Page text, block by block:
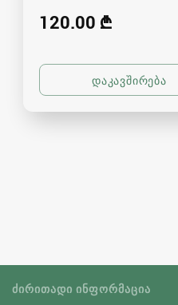
120.00 ₾
ᲫᲘᲠᲘᲗᲐᲓᲘ ᲘᲜᲤᲝᲠᲛᲐᲪᲘᲐ